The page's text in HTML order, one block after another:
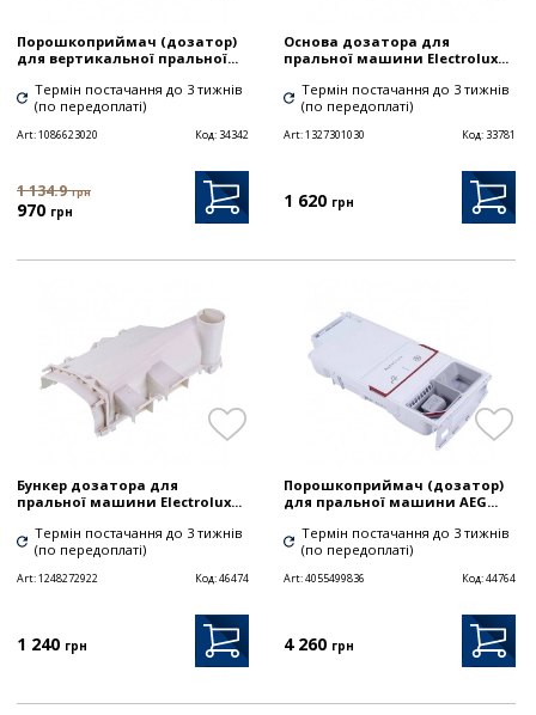
Порошкоприймач (дозатор)
для вертикальної пральної...
Термін постачання до 3 тижнів
(по передоплаті)
Art:1086623020 Код: 34342
1 134.9 грн
970 грн
Основа дозатора для
пральної машини Electrolux...
Термін постачання до 3 тижнів
(по передоплаті)
Art:1327301030 Код: 33781
1 620 грн
Бункер дозатора для
пральної машини Electrolux...
Термін постачання до 3 тижнів
(по передоплаті)
Art:1248272922 Код:46474
1 240 грн
Порошкоприймач (дозатор)
для пральної машини AEG...
Термін постачання до 3 тижнів
(по передоплаті)
Art:4055499836 Код:44764
4 260 грн